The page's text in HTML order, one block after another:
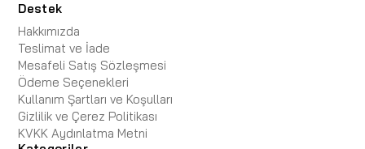
Destek
Hakkımızda
Teslimat ve İade
Mesafeli Satış Sözleşmesi
Ödeme Seçenekleri
Kullanım Şartları ve Koşulları
Gizlilik ve Çerez Politikası
KVKK Aydınlatma Metni